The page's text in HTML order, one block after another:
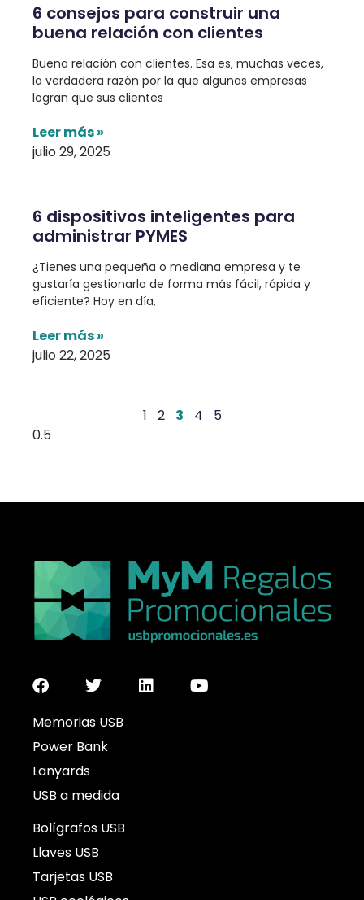
6 consejos para construir una
buena relación con clientes
Buena relación con clientes. Esa es, muchas veces,
la verdadera razón por la que algunas empresas
logran que sus clientes
Leer más »
julio 29, 2025
6 dispositivos inteligentes para
administrar PYMES
¿Tienes una pequeña o mediana empresa y te
gustaría gestionarla de forma más fácil, rápida y
eficiente? Hoy en día,
Leer más »
julio 22, 2025
1 2 3 4 5
Memorias USB
Power Bank
Lanyards
USB a medida
Bolígrafos USB
Llaves USB
Tarjetas USB